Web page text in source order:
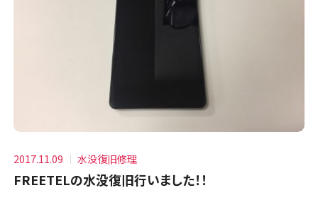
2017.11.09 水没復旧修理
FREETELの水没復旧行いました！！